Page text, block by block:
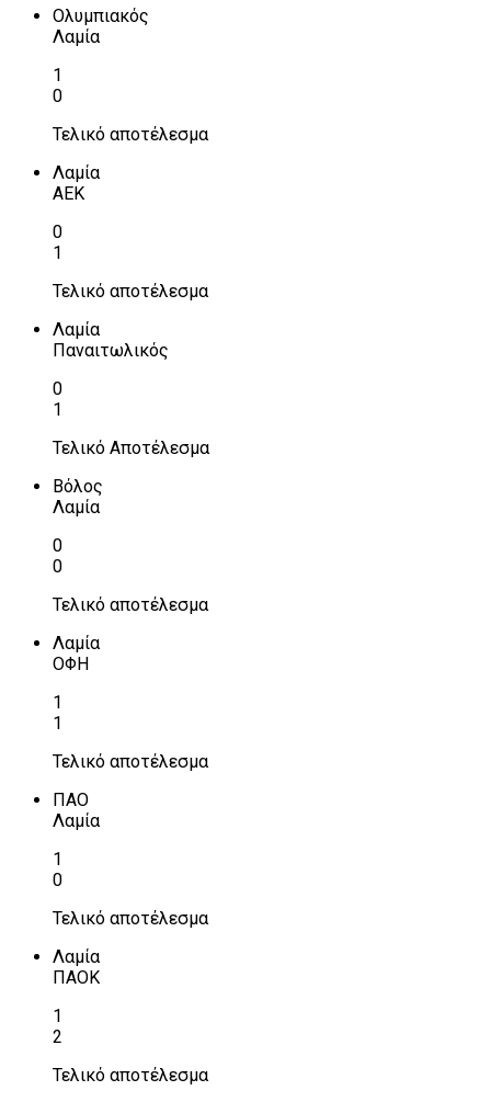
Ολυμπιακός
Λαμία
1
0
Τελικό αποτέλεσμα
Λαμία
ΑΕΚ
0
1
Τελικό αποτέλεσμα
Λαμία
Παναιτωλικός
0
1
Τελικό Αποτέλεσμα
Βόλος
Λαμία
0
0
Τελικό αποτέλεσμα
Λαμία
ΟΦΗ
1
1
Τελικό αποτέλεσμα
ΠΑΟ
Λαμία
1
0
Τελικό αποτέλεσμα
Λαμία
ΠΑΟΚ
1
2
Τελικό αποτέλεσμα